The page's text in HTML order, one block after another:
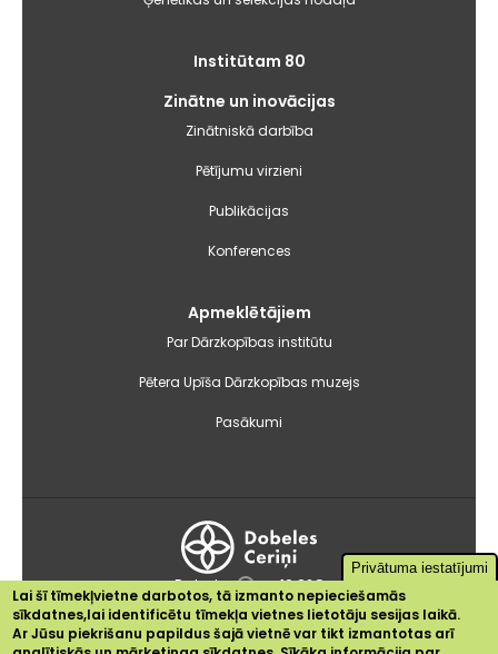
Institūtam 80
Zinātne un inovācijas
Zinātniskā darbība
Pētījumu virzieni
Publikācijas
Konferences
Apmeklētājiem
Par Dārzkopības institūtu
Pētera Upīša Dārzkopības muzejs
Pasākumi
Dobele
+19.2°C
2024 © Dārzkopības institūts
Sīkdatnes
Privātuma iestatījumi
Lai šī tīmekļvietne darbotos, tā izmanto nepieciešamās
sīkdatnes,lai identificētu tīmekļa vietnes lietotāju sesijas laikā.
Ar Jūsu piekrišanu papildus šajā vietnē var tikt izmantotas arī